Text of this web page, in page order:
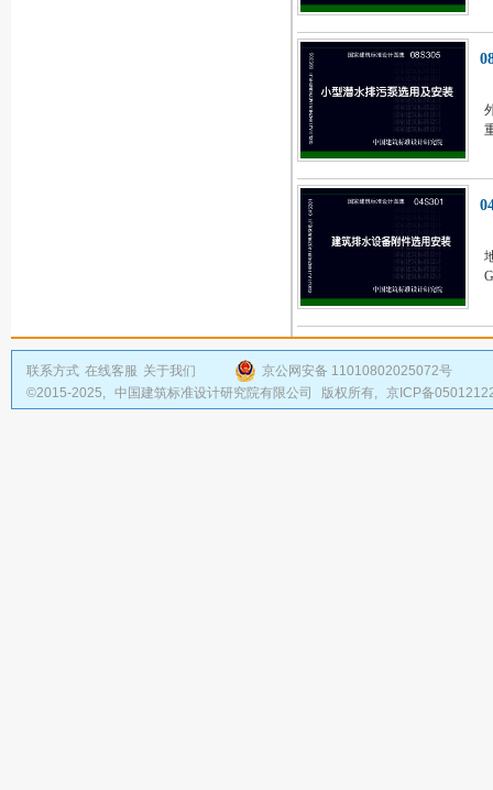
联系方式 在线客服 关于我们
京公网安备 11010802025072号
©2015-2025, 中国建筑标准设计研究院有限公司 版权所有, 京ICP备